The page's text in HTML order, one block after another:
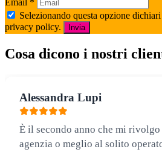
Email *
Selezionando questa opzione
privacy policy.
Invia
Cosa dicono i nostri
Alessandra Lupi
È il secondo anno che mi
agenzia o meglio al solito